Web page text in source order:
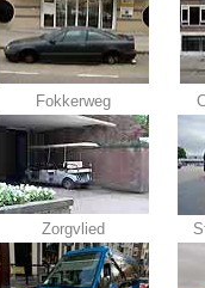
Fokkerweg
Zorgvlied